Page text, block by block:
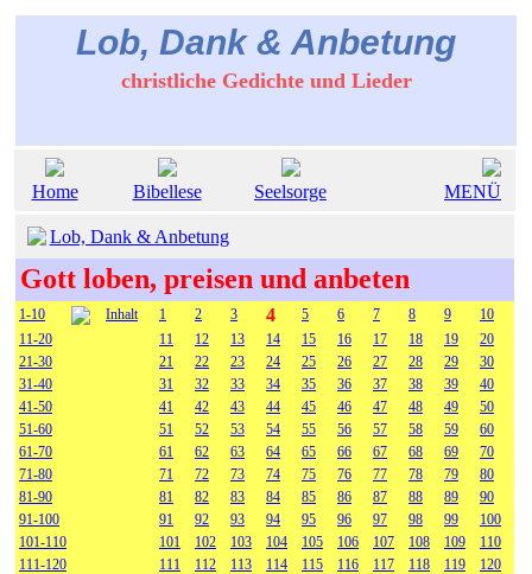
Lob, Dank & Anbetung
christliche Gedichte und Lieder
Home Bibellese Seelsorge MENÜ
Lob, Dank & Anbetung
Gott loben, preisen und anbeten
1-10 Inhalt 1 2 3 4 5 6 7 8 9
10
11-20
11 12 13 14 15 16 17 18 19
20
21-30
21 22 23 24 25 26 27 28 29
30
31-40
31 32 33 34 35 36 37 38 39
40
41-50
41 42 43 44 45 46 47 48 49
50
51-60
51 52 53 54 55 56 57 58 59
60
61-70
61 62 63 64 65 66 67 68 69
70
71-80
71 72 73 74 75 76 77 78 79
80
81-90
81 82 83 84 85 86 87 88 89
90
91-100
91 92 93 94 95 96 97 98 99
100
101-110
101 102 103 104 105 106 107 108 109
110
111-120
111 112 113 114 115 116 117 118 119
120